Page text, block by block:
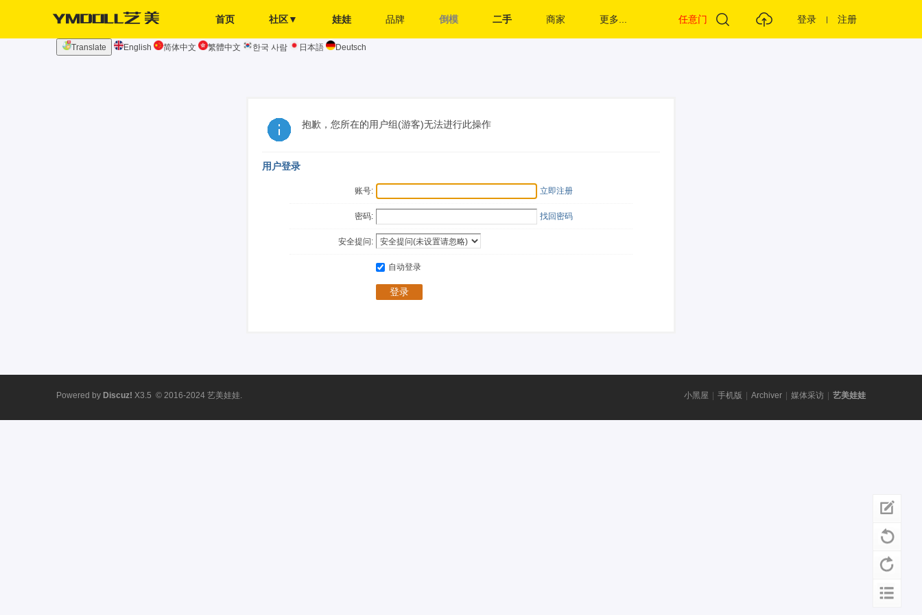
首页 社区▼ 娃娃 品牌 倒模 二手 商家 更多... 任意门 登录 注册
Translate English 简体中文 繁體中文 한국 사람 日本語 Deutsch
抱歉，您所在的用户组(游客)无法进行此操作
用户登录
账号: 立即注册
密码: 找回密码
安全提问:
自动登录
登录
小黑屋 手机版 Archiver 媒体采访 艺美娃娃
Powered by Discuz! X3.5 © 2016-2024 艺美娃娃.